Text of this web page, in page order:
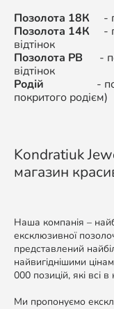
Позолота 18К -
Позолота 14К -
відтінок
Позолота РВ -
відтінок
Родій -
покритого родієм)
Kondratiuk
магазин
Наша компанія –
ексклюзивної
представлений
найвигіднішими
000 позицій, які всі
Ми пропонуємо